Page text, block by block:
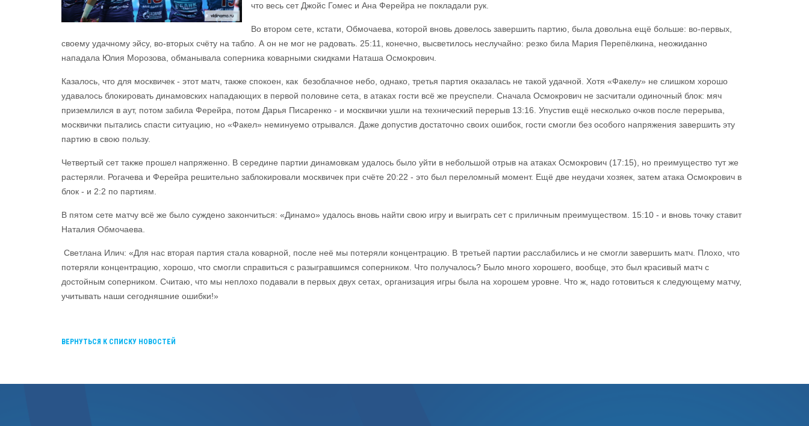
что весь сет Джойс Гомес и Ана Ферейра не покладали рук.
Во втором сете, кстати, Обмочаева, которой вновь довелось завершить партию, была довольна ещё больше: во-первых,
своему удачному эйсу, во-вторых счёту на табло. А он не мог не радовать. 25:11, конечно, высветилось неслучайно: резко била Мария Перепёлкина, неожиданно
нападала Юлия Морозова, обманывала соперника коварными скидками Наташа Осмокрович.
Казалось, что для москвичек - этот матч, также спокоен, как безоблачное небо, однако, третья партия оказалась не такой удачной. Хотя «Факелу» не слишком хорошо
удавалось блокировать динамовских нападающих в первой половине сета, в атаках гости всё же преуспели. Сначала Осмокрович не засчитали одиночный блок: мяч
приземлился в аут, потом забила Ферейра, потом Дарья Писаренко - и москвички ушли на технический перерыв 13:16. Упустив ещё несколько очков после перерыва,
москвички пытались спасти ситуацию, но «Факел» неминуемо отрывался. Даже допустив достаточно своих ошибок, гости смогли без особого напряжения завершить эту
партию в свою пользу.
Четвертый сет также прошел напряженно. В середине партии динамовкам удалось было уйти в небольшой отрыв на атаках Осмокрович (17:15), но преимущество тут же
растеряли. Рогачева и Ферейра решительно заблокировали москвичек при счёте 20:22 - это был переломный момент. Ещё две неудачи хозяек, затем атака Осмокрович в
блок - и 2:2 по партиям.
В пятом сете матчу всё же было суждено закончиться: «Динамо» удалось вновь найти свою игру и выиграть сет с приличным преимуществом. 15:10 - и вновь точку ставит
Наталия Обмочаева.
Светлана Илич: «Для нас вторая партия стала коварной, после неё мы потеряли концентрацию. В третьей партии расслабились и не смогли завершить матч. Плохо, что
потеряли концентрацию, хорошо, что смогли справиться с разыгравшимся соперником. Что получалось? Было много хорошего, вообще, это был красивый матч с
достойным соперником. Считаю, что мы неплохо подавали в первых двух сетах, организация игры была на хорошем уровне. Что ж, надо готовиться к следующему матчу,
учитывать наши сегодняшние ошибки!»
ВЕРНУТЬСЯ К СПИСКУ НОВОСТЕЙ